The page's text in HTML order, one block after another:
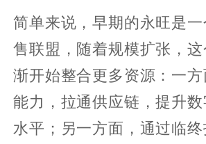
简单来说，早期的永旺是
售联盟，随着规模扩张，
渐开始整合更多资源：一
能力，拉通供应链，提升
水平；另一方面，通过临